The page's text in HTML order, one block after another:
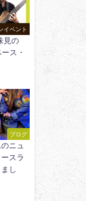
イベント
見の
ス・
ブログ
ニュ
スラ
し